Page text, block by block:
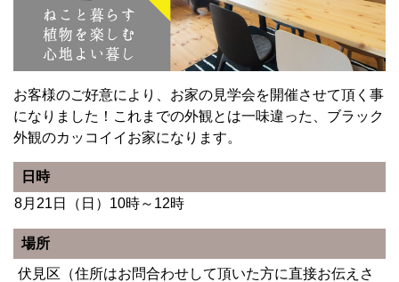
お客様のご好意により、お家の見学会を開催させて頂く事
になりました！これまでの外観とは一味違った、ブラック
外観のカッコイイお家になります。
日時
8月21日（日）10時～12時
場所
伏見区（住所はお問合わせして頂いた方に直接お伝えさ